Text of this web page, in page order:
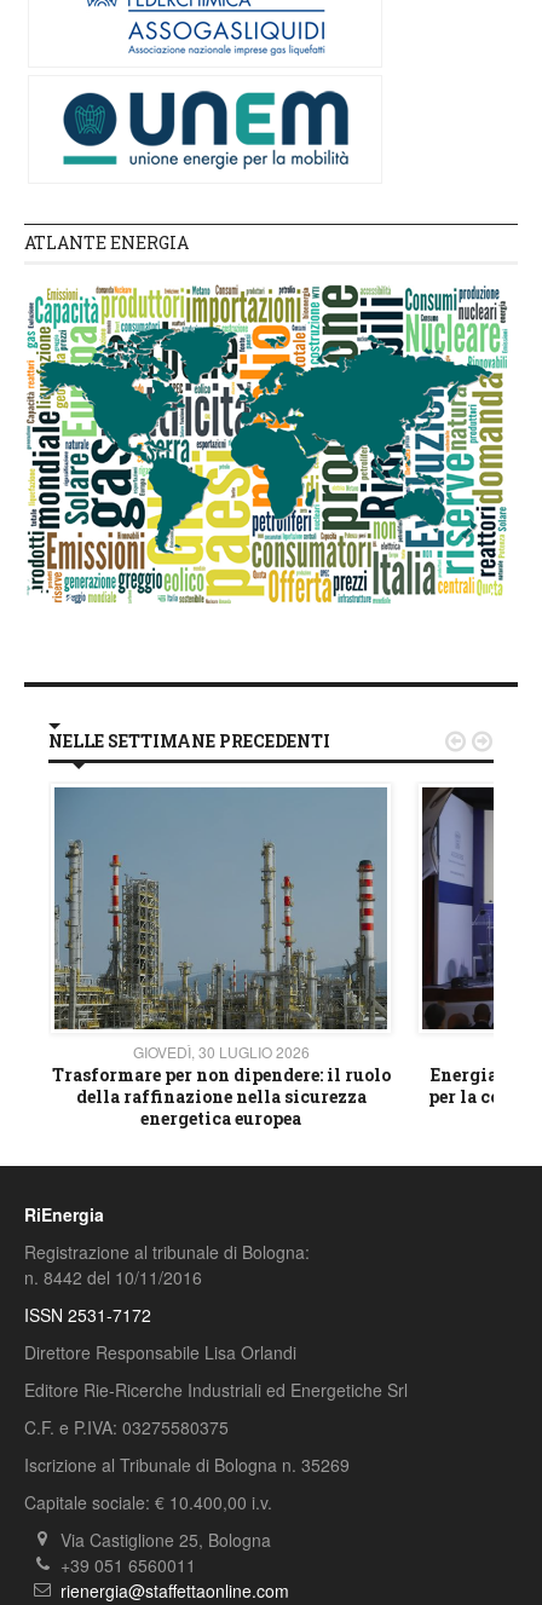
ATLANTE ENERGIA
NELLE SETTIMANE PRECEDENTI
GIOVEDÌ, 30 LUGLIO 2026
Trasformare per non dipendere: il ruolo
della raffinazione nella sicurezza
energetica europea
Energia e
per la
 
RiEnergia
Registrazione al tribunale di Bologna:
n. 8442 del 10/11/2016
ISSN 2531-7172
Direttore Responsabile Lisa Orlandi
Editore Rie-Ricerche Industriali ed Energetiche Srl
C.F. e P.IVA: 03275580375
Iscrizione al Tribunale di Bologna n. 35269
Capitale sociale: € 10.400,00 i.v.
Via Castiglione 25, Bologna
+39 051 6560011
rienergia@staffettaonline.com